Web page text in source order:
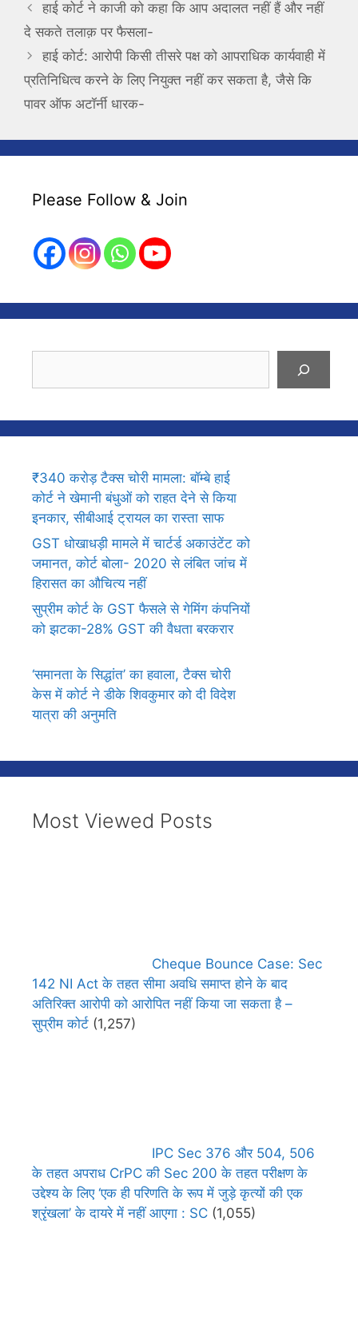
हाई कोर्ट ने काजी को कहा कि आप अदालत नहीं हैं और नहीं
दे सकते तलाक़ पर फैसला-
हाई कोर्ट: आरोपी किसी तीसरे पक्ष को आपराधिक कार्यवाही में
प्रतिनिधित्व करने के लिए नियुक्त नहीं कर सकता है, जैसे कि
पावर ऑफ अटॉर्नी धारक-
Please Follow & Join
₹340 करोड़ टैक्स चोरी मामला: बॉम्बे हाई
कोर्ट ने खेमानी बंधुओं को राहत देने से किया
इनकार, सीबीआई ट्रायल का रास्ता साफ
GST धोखाधड़ी मामले में चार्टर्ड अकाउंटेंट को
जमानत, कोर्ट बोला- 2020 से लंबित जांच में
हिरासत का औचित्य नहीं
सुप्रीम कोर्ट के GST फैसले से गेमिंग कंपनियों
को झटका-28% GST की वैधता बरकरार
‘समानता के सिद्धांत’ का हवाला, टैक्स चोरी
केस में कोर्ट ने डीके शिवकुमार को दी विदेश
यात्रा की अनुमति
Most Viewed Posts
Cheque Bounce Case: Sec
142 NI Act के तहत सीमा अवधि समाप्त होने के बाद
अतिरिक्त आरोपी को आरोपित नहीं किया जा सकता है –
सुप्रीम कोर्ट (1,257)
IPC Sec 376 और 504, 506
के तहत अपराध CrPC की Sec 200 के तहत परीक्षण के
उद्देश्य के लिए ‘एक ही परिणति के रूप में जुड़े कृत्यों की एक
श्रृंखला’ के दायरे में नहीं आएगा : SC (1,055)